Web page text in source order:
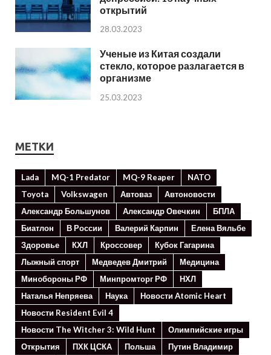
открытий
28.03.2023
Ученые из Китая создали
стекло, которое разлагается в
организме
25.03.2023
МЕТКИ
Lada MQ-1 Predator MQ-9 Reaper
NATO
Toyota
Volkswagen Автоваз
Автоновости
Александр Большунов
Александр Овечкин
БПЛА
Биатлон
В России Валерий Карпин
Елена Вяльбе
Здоровье
КХЛ Кроссовер
Кубок Гагарина
Лыжный спорт
Медведев Дмитрий
Медицина
Минoбороны РФ
Минпромторг РФ
НХЛ
Наталья Непряева
Наука
Новости Atomic Heart
Новости Resident Evil 4
Новости The Witcher 3: Wild Hunt
Олимпийские игры
Открытия
ПХК ЦСКА Польша
Путин Владимир